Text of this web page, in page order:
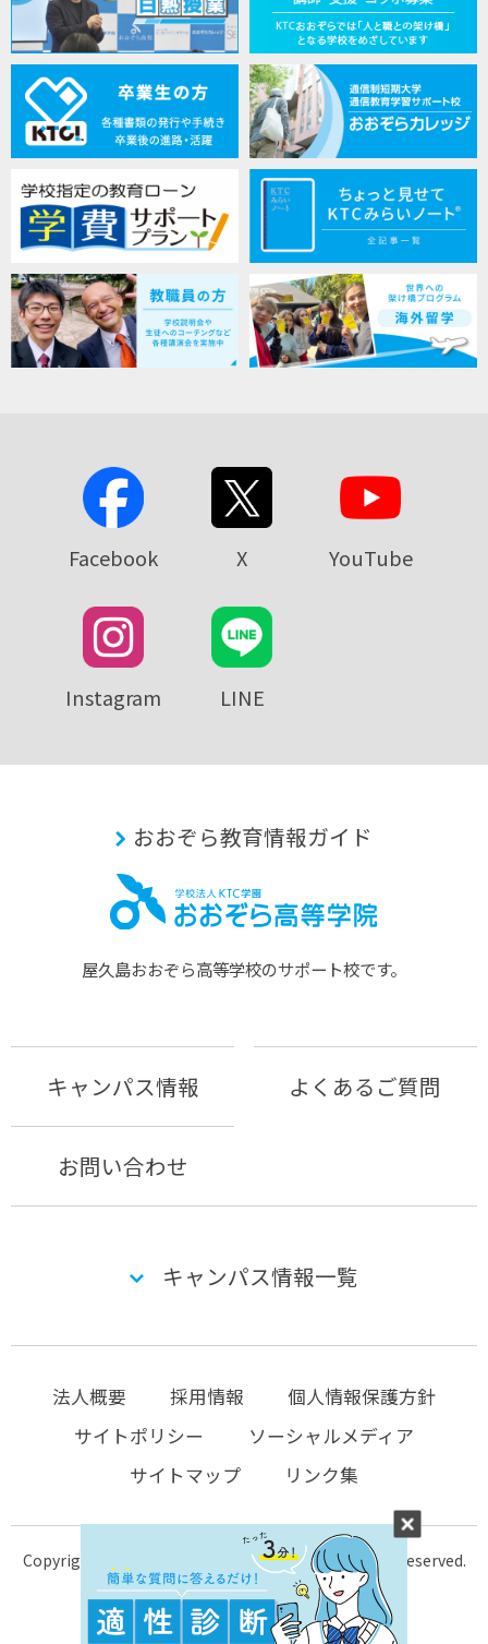
Facebook X YouTube
Instagram LINE
おおぞら教育情報ガイド
屋久島おおぞら⾼等学校のサポート校です。
キャンパス情報 よくあるご質問
お問い合わせ
キャンパス情報一覧
法人概要 採用情報
個人情報保護方針
サイトポリシー
ソーシャルメディア
サイトマップ
リンク集
Copyright © 2004-2026 KTC-school.com All Rights Reserved.